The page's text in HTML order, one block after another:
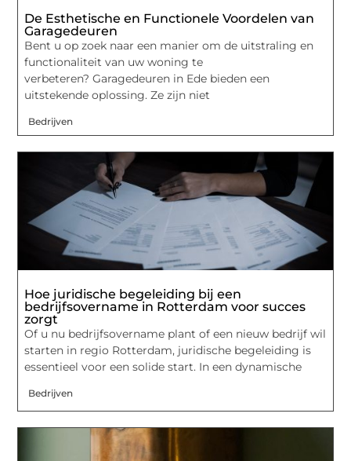
De Esthetische en Functionele Voordelen van
Garagedeuren
Bent u op zoek naar een manier om de uitstraling en
functionaliteit van uw woning te
verbeteren? Garagedeuren in Ede bieden een
uitstekende oplossing. Ze zijn niet
Bedrijven
Hoe juridische begeleiding bij een
bedrijfsovername in Rotterdam voor succes
zorgt
Of u nu bedrijfsovername plant of een nieuw bedrijf wil
starten in regio Rotterdam, juridische begeleiding is
essentieel voor een solide start. In een dynamische
Bedrijven